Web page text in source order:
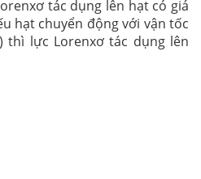
tác dụng lên hạt có giá
hạt chuyển động với vận tốc
thì lực Lorenxơ tác dụng lên